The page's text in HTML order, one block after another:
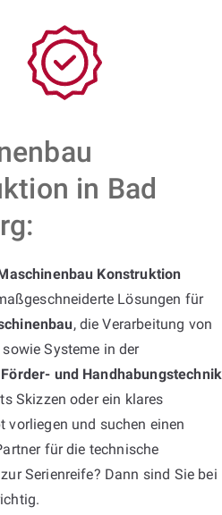
in Bad
Konstruktion
Lösungen für
, die Verarbeitung von
sowie Systeme in der
und Handhabungstechnik
Skizzen oder ein klares
vorliegen und suchen einen
für die technische
Serienreife? Dann sind Sie bei